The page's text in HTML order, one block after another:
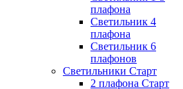
плафона
Светильник 4
плафона
Светильник 6
плафонов
Светильники Старт
2 плафона Старт